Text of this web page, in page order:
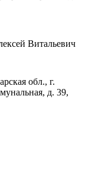
Витальевич
обл., г.
д. 39,